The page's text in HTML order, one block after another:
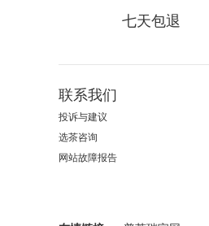
七天包退
联系我们
投诉与建议
选茶咨询
网站故障报告